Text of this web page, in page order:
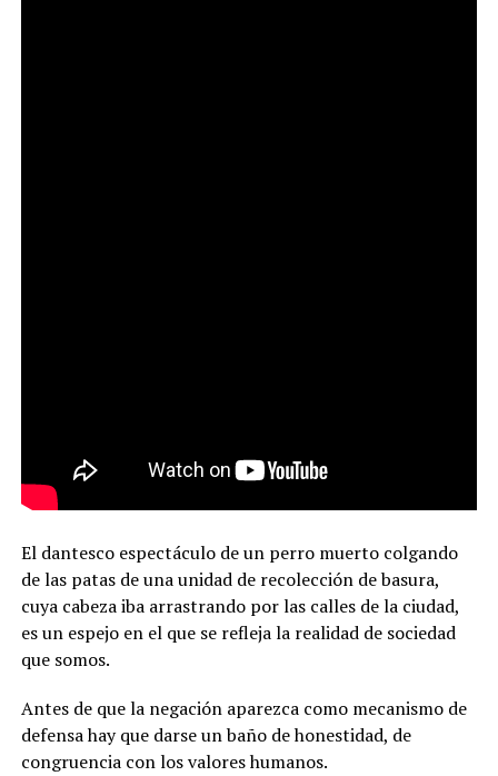
El dantesco espectáculo de un perro muerto colgando
de las patas de una unidad de recolección de basura,
cuya cabeza iba arrastrando por las calles de la ciudad,
es un espejo en el que se refleja la realidad de sociedad
que somos.
Antes de que la negación aparezca como mecanismo de
defensa hay que darse un baño de honestidad, de
congruencia con los valores humanos.